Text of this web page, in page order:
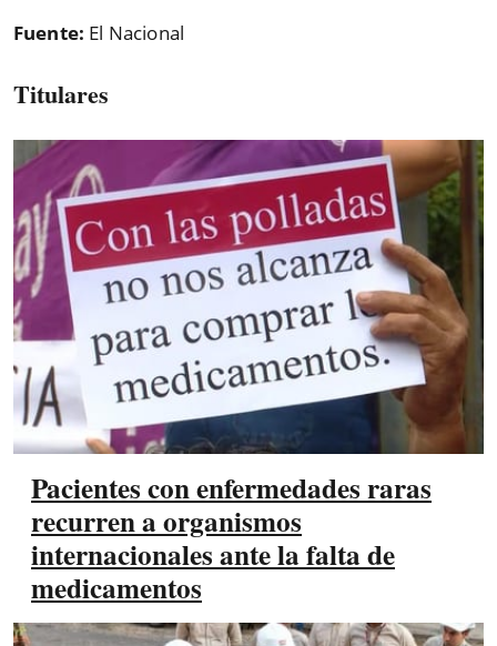
Fuente: El Nacional
Titulares
Pacientes con enfermedades raras
recurren a organismos
internacionales ante la falta de
medicamentos